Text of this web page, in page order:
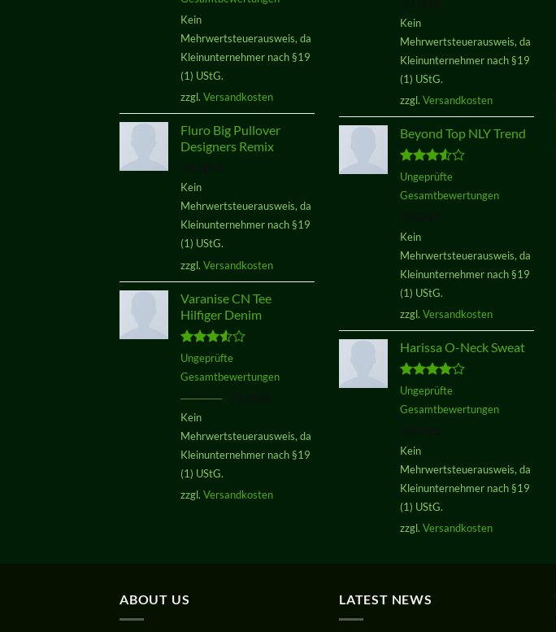
von 5
Kein
Mehrwertsteuerausweis, da
Kleinunternehmer nach §19
(1) UStG.
zzgl. Versandkosten
Fluro Big Pullover
Designers Remix
Kein
Mehrwertsteuerausweis, da
Kleinunternehmer nach §19
(1) UStG.
zzgl. Versandkosten
Varanise CN Tee
Hilfiger Denim
Bewertet
von 5
Ungeprüfte
Gesamtbewertungen
29,00€
war:
29,00 €
ist:
29,00 €.
Kein
Mehrwertsteuerausweis, da
Kleinunternehmer nach §19
(1) UStG.
zzgl. Versandkosten
Kein
Mehrwertsteuerausweis, da
Kleinunternehmer nach §19
(1) UStG.
zzgl. Versandkosten
Beyond Top NLY Trend
Bewertet
von 5
Ungeprüfte
Gesamtbewertungen
Kein
Mehrwertsteuerausweis, da
Kleinunternehmer nach §19
(1) UStG.
zzgl. Versandkosten
Harissa O-Neck Sweat
Bewertet
von 5
Ungeprüfte
Gesamtbewertungen
Kein
Mehrwertsteuerausweis, da
Kleinunternehmer nach §19
(1) UStG.
zzgl. Versandkosten
ABOUT US LATEST NEWS